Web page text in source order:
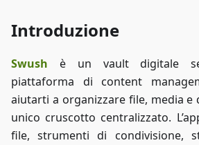
Introduzione
Swush è un vault digitale
piattaforma di content
aiutarti a organizzare file, media e
unico cruscotto centralizzato.
file, strumenti di condivisione,